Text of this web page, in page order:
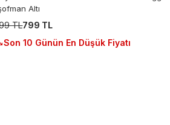
Altı
TL799 TL
Son 10 Günün En Düşük Fiyatı